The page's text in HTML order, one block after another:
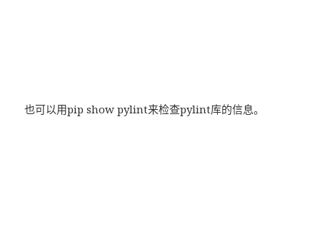
也可以用pip show pylint来检查pylint库的信息。